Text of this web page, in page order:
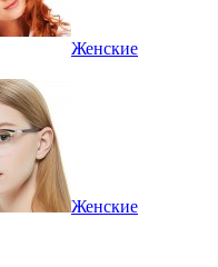
Женские
Женские